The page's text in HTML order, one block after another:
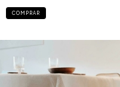
COMPRAR